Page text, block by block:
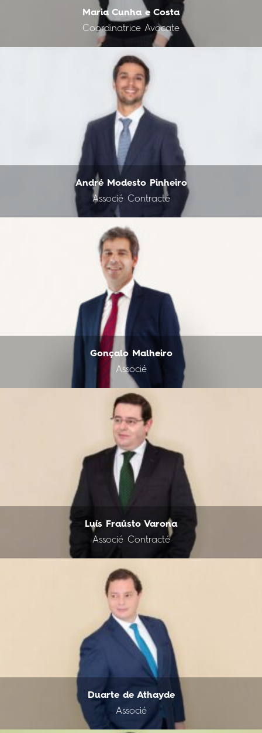
Maria Cunha e Costa
Coordinatrice Avocate
André Modesto Pinheiro
Associé Contracté
Gonçalo Malheiro
Associé
Luís Fraústo Varona
Associé Contracté
Duarte de Athayde
Associé